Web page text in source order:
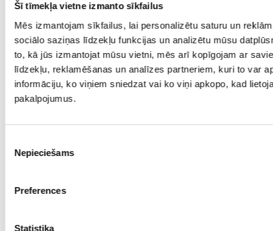
Šī tīmekļa vietne izmanto sīkfailus
Mēs izmantojam sīkfailus, lai personalizētu saturu un
sociālo saziņas līdzekļu funkcijas un analizētu mūsu
to, kā jūs izmantojat mūsu vietni, mēs arī kopīgojam ar
līdzekļu, reklamēšanas un analīzes partneriem, kuri to var
informāciju, ko viņiem sniedzat vai ko viņi apkopo, kad
pakalpojumus.
izvēle
Nepieciešams
Preferences
Statistika
Ķēde 14092-4651
Prove: 585, Svars: 2.37
€ 245.00